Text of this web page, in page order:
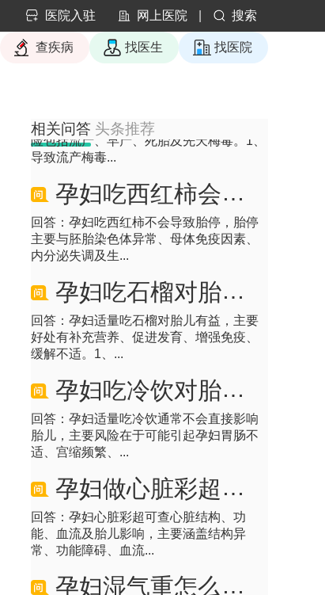
医院入驻 网上医院 搜索
查疾病 找医生 找医院
相关问答 头条推荐
回答：孕妇爬山多数情况下不会导致胎儿
缺氧，主要影响因素有孕周阶段、山体海
拔、运动强度、...
险包括流产、早产、死胎及先天梅毒。1、
导致流产梅毒...
孕妇吃西红柿会胎停吗
回答：孕妇吃西红柿不会导致胎停，胎停
主要与胚胎染色体异常、母体免疫因素、
内分泌失调及生...
孕妇吃石榴对胎儿好吗
回答：孕妇适量吃石榴对胎儿有益，主要
好处有补充营养、促进发育、增强免疫、
缓解不适。1、...
孕妇吃冷饮对胎儿有什么影响
回答：孕妇适量吃冷饮通常不会直接影响
胎儿，主要风险在于可能引起孕妇胃肠不
适、宫缩频繁、...
孕妇做心脏彩超能检查出什么
回答：孕妇心脏彩超可查心脏结构、功
能、血流及胎儿影响，主要涵盖结构异
常、功能障碍、血流...
孕妇湿气重怎么处理